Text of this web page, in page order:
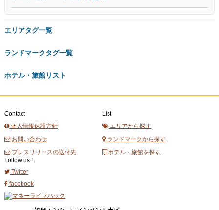
エリアタグ一覧
ランドマークタグ一覧
ホテル・旅館リスト
Contact
個人情報保護方針
お問い合わせ
プレスリリースの送付先
List
エリアから探す
ランドマークから探す
ホテル・旅館を探す
Follow us !
Twitter
facebook